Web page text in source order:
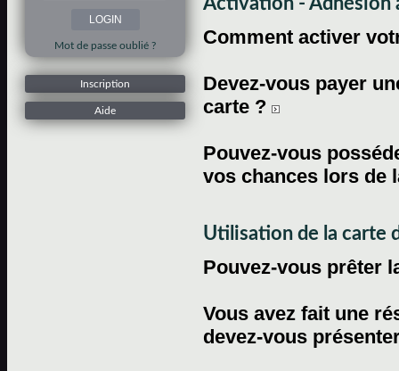
Mot de passe oublié ?
Inscription
Aide
Comment activer
Devez-vous payer
carte ?
Pouvez-vous
vos chances lors de
Utilisation de la carte
Pouvez-vous prêter
Vous avez fait une
devez-vous